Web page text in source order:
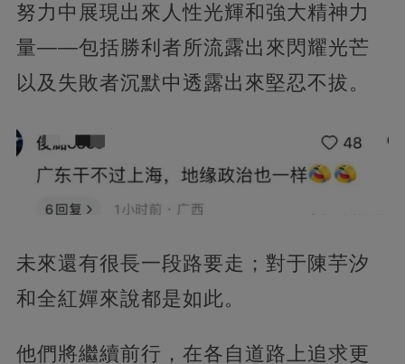
努力中展現出來人性光輝和強大精神力
量——包括勝利者所流露出來閃耀光芒
以及失敗者沉默中透露出來堅忍不拔。
未來還有很長一段路要走；對于陳芋汐
和全紅嬋來說都是如此。
他們將繼續前行，在各自道路上追求更